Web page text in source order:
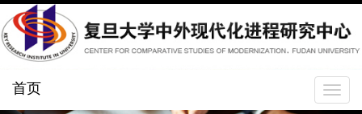
Toggle
首页